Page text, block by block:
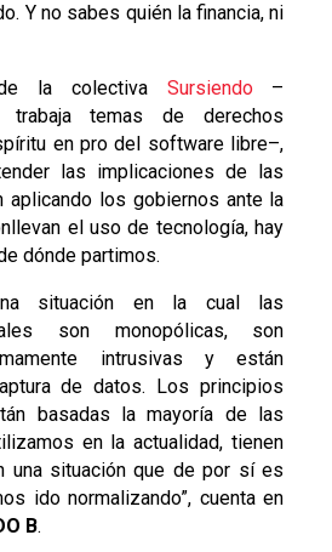
Y no sabes quién la financia, ni
la colectiva Sursiendo–
trabaja temas de derechos
en pro del software libre–,
las implicaciones de las
aplicando los gobiernos ante la
el uso de tecnología, hay
dónde partimos.
situación en la cual las
son monopólicas, son
intrusivas y están
de datos. Los principios
basadas la mayoría de las
en la actualidad, tienen
una situación que de por sí es
ido normalizando”, cuenta en
B.